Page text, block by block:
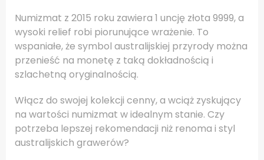
Numizmat z 2015 roku zawiera 1 uncję złota 9999, a
wysoki relief robi piorunujące wrażenie. To
wspaniałe, że symbol australijskiej przyrody można
przenieść na monetę z taką dokładnością i
szlachetną oryginalnością.
Włącz do swojej kolekcji cenny, a wciąż zyskujący
na wartości numizmat w idealnym stanie. Czy
potrzeba lepszej rekomendacji niż renoma i styl
australijskich grawerów?